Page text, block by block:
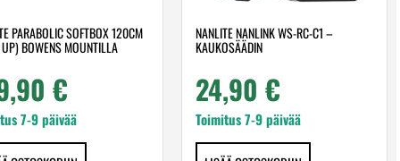
PARABOLIC SOFTBOX 120CM
BOWENS MOUNTILLA
€
7-9 päivää
NANLITE NANLINK WS-RC-C1 –
KAUKOSÄÄDIN
24,90 €
Toimitus 7-9 päivää